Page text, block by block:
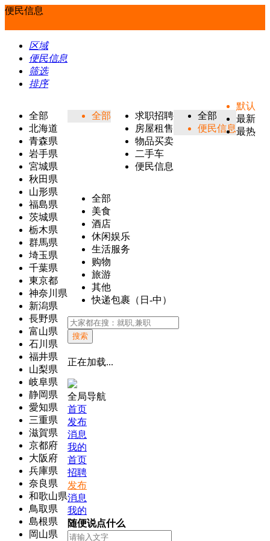
便民信息
区域
便民信息
筛选
排序
全部
北海道
青森県
岩手県
宮城県
秋田県
山形県
福島県
茨城県
栃木県
群馬県
埼玉県
千葉県
東京都
神奈川県
新潟県
長野県
富山県
石川県
福井県
山梨県
岐阜県
静岡県
愛知県
三重県
滋賀県
京都府
大阪府
兵庫県
奈良県
和歌山県
鳥取県
島根県
岡山県
全部
求职招聘
房屋租售
物品买卖
二手车
便民信息
全部
便民信息
全部
美食
酒店
休闲娱乐
生活服务
购物
旅游
其他
快递包裹（日-中）
默认
最新
最热
搜索
正在加载...
全局导航
首页
发布
消息
我的
首页
招聘
发布
消息
我的
随便说点什么